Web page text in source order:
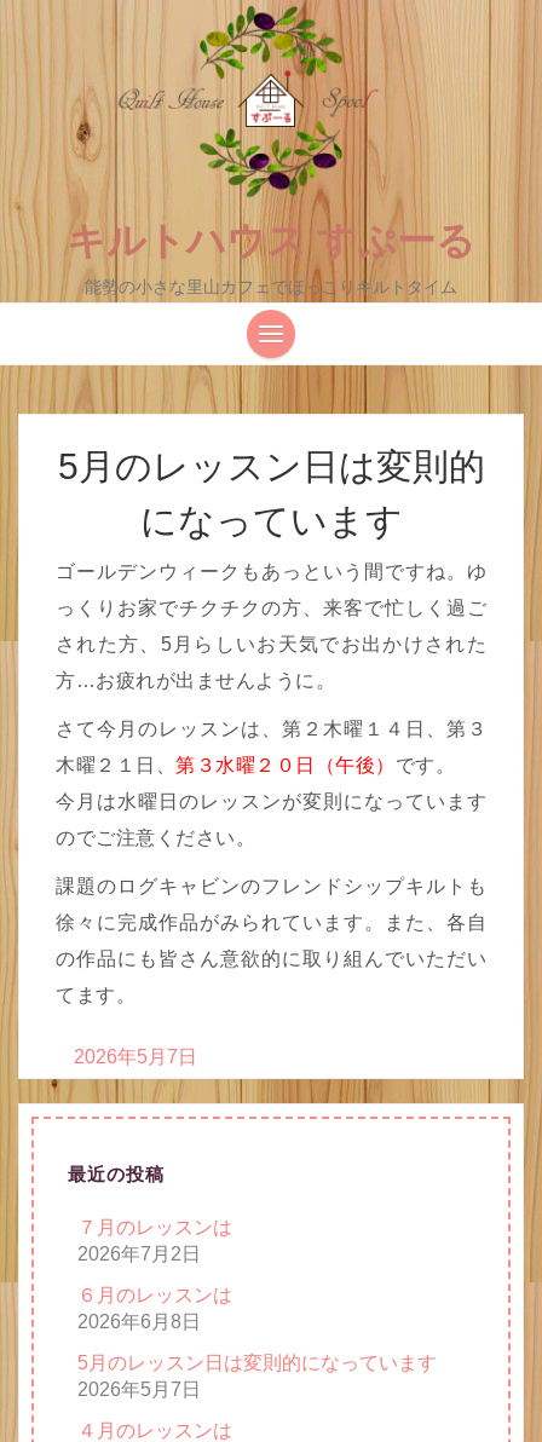
キルトハウス すぷーる
能勢の小さな里山カフェでほっこりキルトタイム
5月のレッスン日は変則的
になっています
ゴールデンウィークもあっという間ですね。ゆ
っくりお家でチクチクの方、来客で忙しく過ご
された方、5月らしいお天気でお出かけされた
方…お疲れが出ませんように。
さて今月のレッスンは、第２木曜１４日、第３
木曜２１日、 第３水曜２０日（午後） です。
今月は水曜日のレッスンが変則になっています
のでご注意ください。
課題のログキャビンのフレンドシップキルトも
徐々に完成作品がみられています。また、各自
の作品にも皆さん意欲的に取り組んでいただい
てます。
2026年5月7日
投
稿
ナ
ゲ
ー
シ
ョ
ン
最近の投稿
７月のレッスンは
2026年7月2日
６月のレッスンは
2026年6月8日
5月のレッスン日は変則的になっています
2026年5月7日
４月のレッスンは